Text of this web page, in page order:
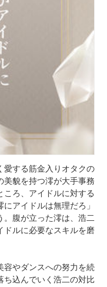
愛する筋金入りオタクの
美貌を持つ澪が大手事務
ころ、アイドルに対する
アイドルは無理だろ」
。腹が立った澪は、浩二
ドルに必要なスキルを磨
容やダンスへの努力を続
ち込んでいく浩二の対比